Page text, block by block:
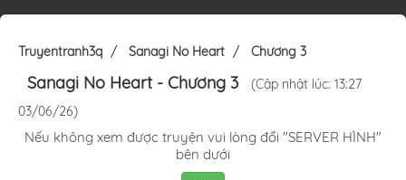
Truyentranh3q Sanagi No Heart Chương 3
Sanagi No Heart- Chương 3
(Cập nhật lúc: 13:27
03/06/26)
Nếu không xem được truyện vui lòng đổi "SERVER HÌNH"
bên dưới